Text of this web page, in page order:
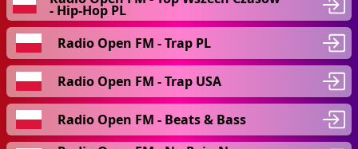
- Hip-Hop PL
Radio Open FM - Trap PL
Radio Open FM - Trap USA
Radio Open FM - Beats & Bass